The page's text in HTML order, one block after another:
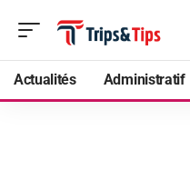
Actualités Administratif